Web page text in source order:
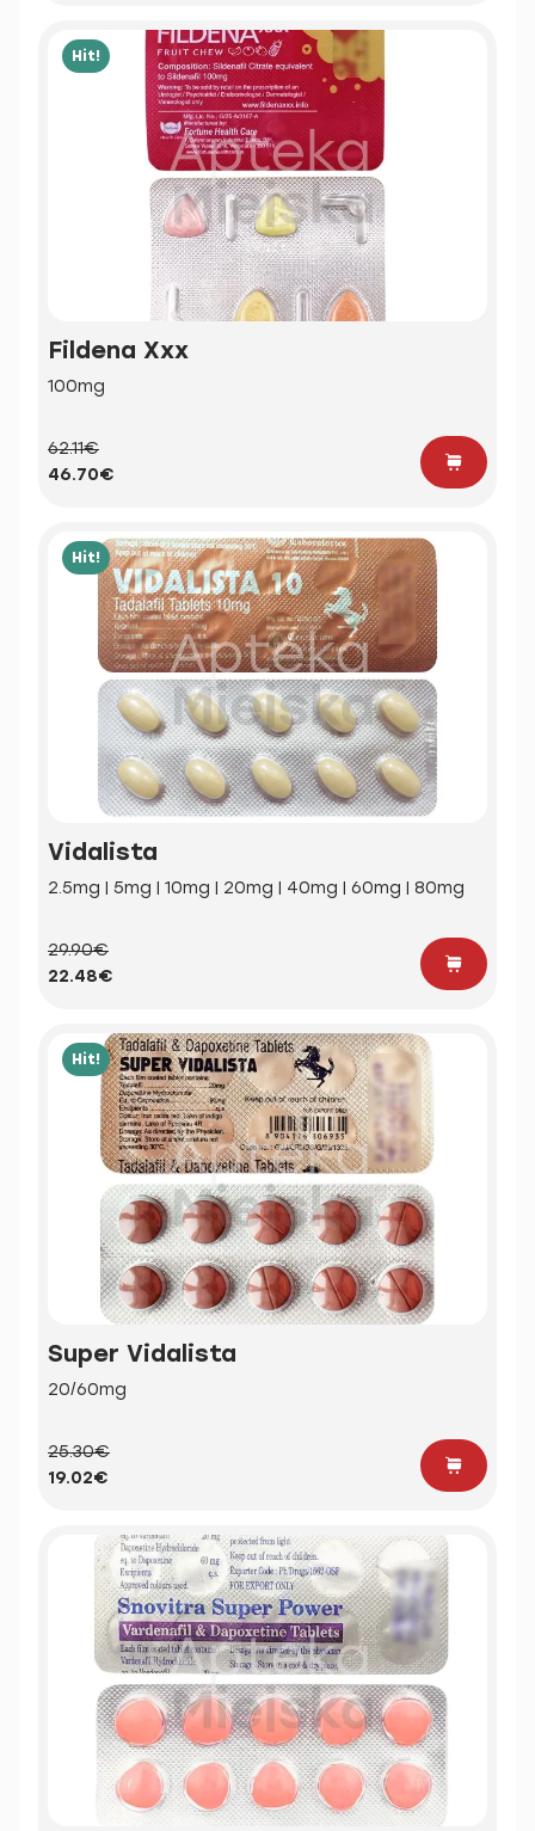
Hit!
Fildena Xxx
100mg
62.11€
46.70€
Hit!
Vidalista
2.5mg | 5mg | 10mg | 20mg | 40mg | 60mg | 80mg
29.90€
22.48€
Hit!
Super Vidalista
20/60mg
25.30€
19.02€